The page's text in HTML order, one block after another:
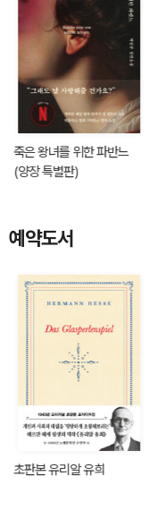
죽은 왕녀를 위한 파반느
(양장 특별판)
예약도서
초판본 유리알 유희